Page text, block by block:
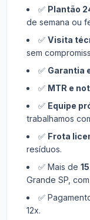
✅ Plantão
de semana ou
✅ Visita
sem
✅ Garantia
✅ MTR e
✅ Equipe
trabalhamos
✅ Frota
resíduos.
✅ Mais de
Grande SP,
✅
12x.